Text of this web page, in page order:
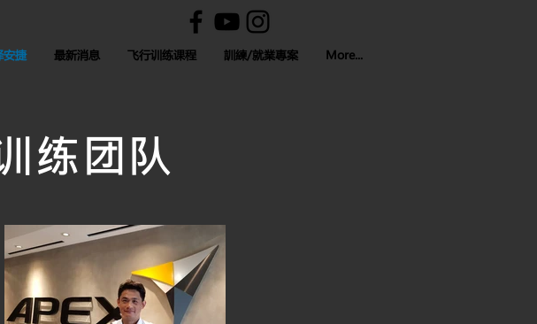
安捷 最新消息 飞行训练课程 訓練/就業專案 More...
练团队